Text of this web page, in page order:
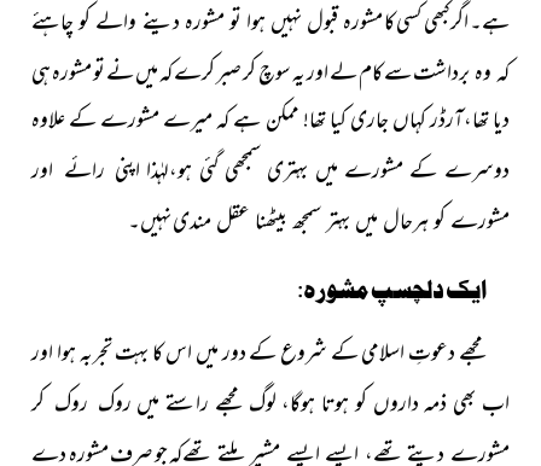
ہے۔ اگر کبھی کسی کامشورہ قبول نہیں ہوا تو مشورہ دینے والے کو چاہئے
کہ وہ برداشتسے کام لے اور یہ سوچ کر صبر کرے کہ میں نے تو مشورہ ہی
دیا تھا،آرڈر کہاں جاری کیا تھا! ممکن ہے کہ میرے مشورے کے علاوہ
دوسرے کے مشورے میں بہتری سمجھی گئی ہو،لہٰذا اپنی رائے اور
مشورے کو ہرحال میں بہتر سمجھ بیٹھنا عقل مندینہیں۔
ایک دلچسپ مشورہ:
مجھے دعوتِ اسلامی کے شروع کے دور میں اس کا بہت تجربہہوا اور
اب بھی ذمہ داروں کو ہوتا ہوگا، لوگ مجھے راستے میں روک روک کر
مشورے دیتے تھے، ایسے ایسے مشیر ملتے تھےکہ جو صرف مشورہ دے